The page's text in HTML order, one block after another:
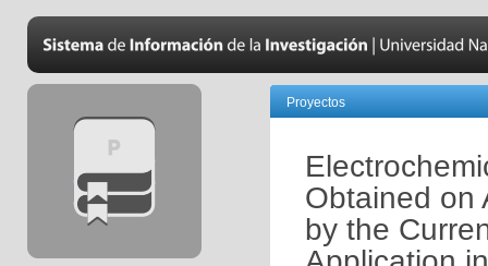
Proyectos
Obtained on
by the